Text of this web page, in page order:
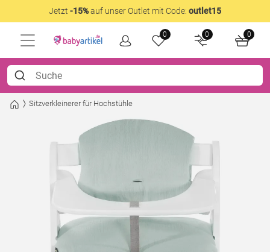
Jetzt -15%auf unser Outlet mit Code: outlet15
0 0 0
Sitzverkleinerer für Hochstühle